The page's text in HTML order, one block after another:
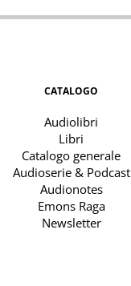
CATALOGO
Audiolibri
Libri
Catalogo generale
Audioserie & Podcast
Audionotes
Emons Raga
Newsletter